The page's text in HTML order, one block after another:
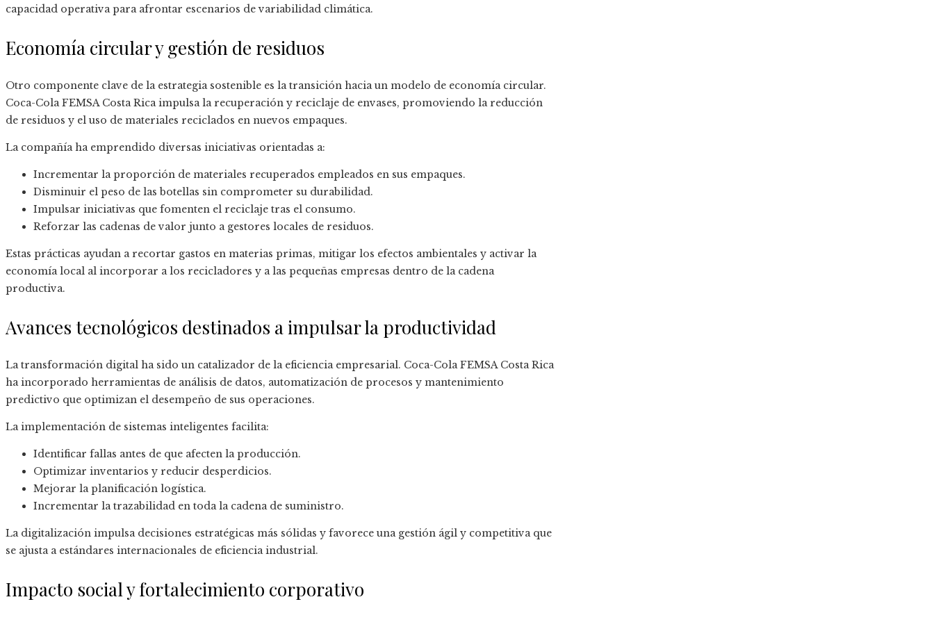
capacidad operativa para afrontar escenarios de variabilidad climática.
Economía circular y gestión de residuos
Otro componente clave de la estrategia sostenible es la transición hacia un modelo de economía circular.
Coca-Cola FEMSA Costa Rica impulsa la recuperación y reciclaje de envases, promoviendo la reducción
de residuos y el uso de materiales reciclados en nuevos empaques.
La compañía ha emprendido diversas iniciativas orientadas a:
Incrementar la proporción de materiales recuperados empleados en sus empaques.
Disminuir el peso de las botellas sin comprometer su durabilidad.
Impulsar iniciativas que fomenten el reciclaje tras el consumo.
Reforzar las cadenas de valor junto a gestores locales de residuos.
Estas prácticas ayudan a recortar gastos en materias primas, mitigar los efectos ambientales y activar la
economía local al incorporar a los recicladores y a las pequeñas empresas dentro de la cadena
productiva.
Avances tecnológicos destinados a impulsar la productividad
La transformación digital ha sido un catalizador de la eficiencia empresarial. Coca-Cola FEMSA Costa Rica
ha incorporado herramientas de análisis de datos, automatización de procesos y mantenimiento
predictivo que optimizan el desempeño de sus operaciones.
La implementación de sistemas inteligentes facilita:
Identificar fallas antes de que afecten la producción.
Optimizar inventarios y reducir desperdicios.
Mejorar la planificación logística.
Incrementar la trazabilidad en toda la cadena de suministro.
La digitalización impulsa decisiones estratégicas más sólidas y favorece una gestión ágil y competitiva que
se ajusta a estándares internacionales de eficiencia industrial.
Impacto social y fortalecimiento corporativo